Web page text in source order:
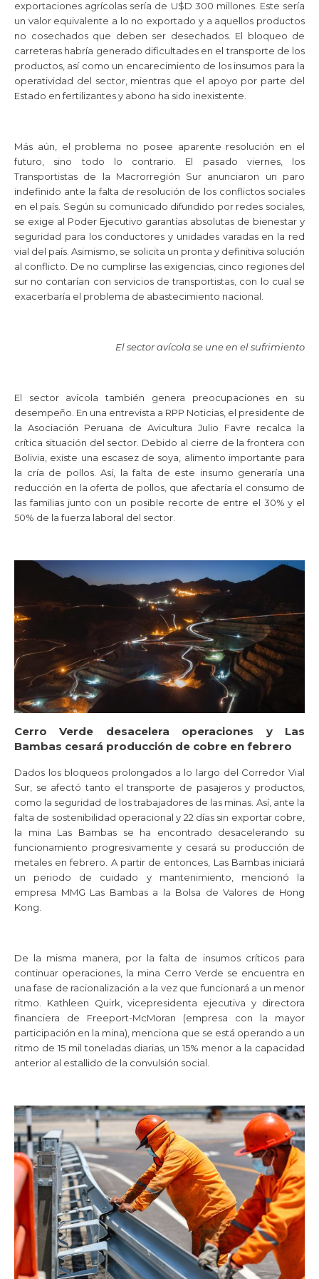
exportaciones agrícolas sería de U$D 300 millones. Este sería
un valor equivalente a lo no exportado y a aquellos productos
no cosechados que deben ser desechados. El bloqueo de
carreteras habría generado dificultades en el transporte de los
productos, así como un encarecimiento de los insumos para la
operatividad del sector, mientras que el apoyo por parte del
Estado en fertilizantes y abono ha sido inexistente.
Más aún, el problema no posee aparente resolución en el
futuro, sino todo lo contrario. El pasado viernes, los
Transportistas de la Macrorregión Sur anunciaron un paro
indefinido ante la falta de resolución de los conflictos sociales
en el país. Según su comunicado difundido por redes sociales,
se exige al Poder Ejecutivo garantías absolutas de bienestar y
seguridad para los conductores y unidades varadas en la red
vial del país. Asimismo, se solicita un pronta y definitiva solución
al conflicto. De no cumplirse las exigencias, cinco regiones del
sur no contarían con servicios de transportistas, con lo cual se
exacerbaría el problema de abastecimiento nacional.
El sector avícola se une en el sufrimiento
El sector avícola también genera preocupaciones en su
desempeño. En una entrevista a RPP Noticias, el presidente de
la Asociación Peruana de Avicultura Julio Favre recalca la
crítica situación del sector. Debido al cierre de la frontera con
Bolivia, existe una escasez de soya, alimento importante para
la cría de pollos. Así, la falta de este insumo generaría una
reducción en la oferta de pollos, que afectaría el consumo de
las familias junto con un posible recorte de entre el 30% y el
50% de la fuerza laboral del sector.
Cerro Verde desacelera operaciones y Las
Bambas cesará producción de cobre en febrero
Dados los bloqueos prolongados a lo largo del Corredor Vial
Sur, se afectó tanto el transporte de pasajeros y productos,
como la seguridad de los trabajadores de las minas. Así, ante la
falta de sostenibilidad operacional y 22 días sin exportar cobre,
la mina Las Bambas se ha encontrado desacelerando su
funcionamiento progresivamente y cesará su producción de
metales en febrero. A partir de entonces, Las Bambas iniciará
un periodo de cuidado y mantenimiento, mencionó la
empresa MMG Las Bambas a la Bolsa de Valores de Hong
Kong.
De la misma manera, por la falta de insumos críticos para
continuar operaciones, la mina Cerro Verde se encuentra en
una fase de racionalización a la vez que funcionará a un menor
ritmo. Kathleen Quirk, vicepresidenta ejecutiva y directora
financiera de Freeport-McMoran (empresa con la mayor
participación en la mina), menciona que se está operando a un
ritmo de 15 mil toneladas diarias, un 15% menor a la capacidad
anterior al estallido de la convulsión social.